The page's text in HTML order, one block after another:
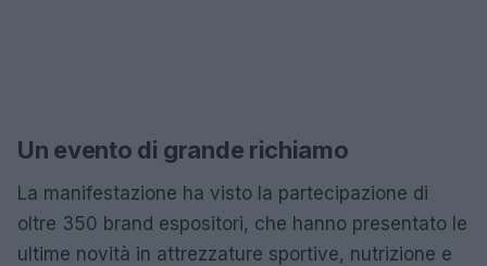
Un evento di grande richiamo
La manifestazione ha visto la partecipazione di
oltre 350 brand espositori, che hanno presentato le
ultime novità in attrezzature sportive, nutrizione e